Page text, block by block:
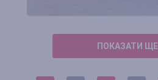
ПОКАЗАТИ ЩЕ